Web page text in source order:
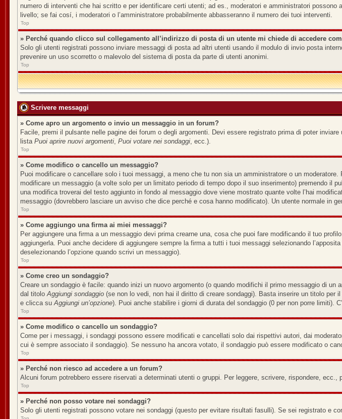
numero di interventi che hai scritto e per identificare certi utenti; ad es., moderatori e amministratori
livello; se fai cosí, i moderatori o l’amministratore probabilmente abbasseranno il numero dei tuoi interventi.
Top
» Perché quando clicco sul collegamento all’indirizzo di posta di un utente mi chiede di accedere
Solo gli utenti registrati possono inviare messaggi di posta ad altri utenti usando il modulo di invio posta
prevenire un uso scorretto o malevolo del sistema di posta da parte di utenti anonimi.
Top
Scrivere messaggi
» Come apro un argomento o invio un messaggio in un forum?
Facile, premi il pulsante nelle pagine dei forum o degli argomenti. Devi essere registrato prima di poter
lista Puoi aprire nuovi argomenti, Puoi votare nei sondaggi, ecc.).
Top
» Come modifico o cancello un messaggio?
Puoi modificare o cancellare solo i tuoi messaggi, a meno che tu non sia un amministratore o un
modificare un messaggio (a volte solo per un limitato periodo di tempo dopo il suo inserimento) premendo il
una modifica troverai del testo aggiunto in fondo al messaggio dove viene mostrato quante volte l’hai
messaggio (dovrebbero lasciare un avviso che dice perché e cosa hanno modificato). Un utente normale in
Top
» Come aggiungo una firma ai miei messaggi?
Per aggiungere una firma a un messaggio devi prima crearne una, cosa che puoi fare modificando il tuo
aggiungerla. Puoi anche decidere di aggiungere sempre la firma a tutti i tuoi messaggi selezionando
deselezionando l’opzione quando scrivi un messaggio).
Top
» Come creo un sondaggio?
Creare un sondaggio è facile: quando inizi un nuovo argomento (o quando modifichi il primo messaggio di
dal titoloAggiungi sondaggio (se non lo vedi, non hai il diritto di creare sondaggi). Basta inserire un titolo per
e clicca suAggiungi un’opzione). Puoi anche stabilire i giorni di durata del sondaggio (0 per non porre limiti).
Top
» Come modifico o cancello un sondaggio?
Come per i messaggi, i sondaggi possono essere modificati e cancellati solo dai rispettivi autori, dai
cui è sempre associato il sondaggio). Se nessuno ha ancora votato, il sondaggio può essere modificato o
Top
» Perché non riesco ad accedere a un forum?
Alcuni forum potrebbero essere riservati a determinati utenti o gruppi. Per leggere, scrivere, rispondere,
Top
» Perché non posso votare nei sondaggi?
Solo gli utenti registrati possono votare nei sondaggi (questo per evitare risultati fasulli). Se sei registrato e